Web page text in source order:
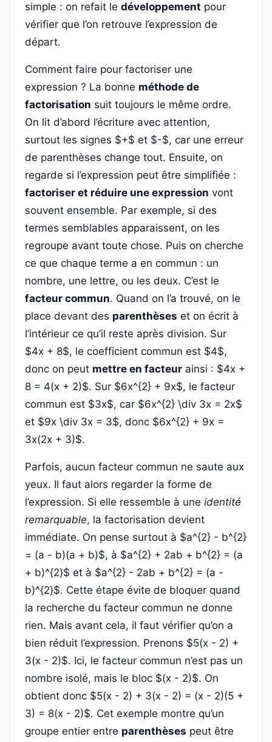
simple : on refait le développement pour
vérifier que l’on retrouve l’expression de
départ.
Comment faire pour factoriser une
expression ? La bonne méthode de
factorisation suit toujours le même ordre.
On lit d’abord l’écriture avec attention,
surtout les signes $+$ et $-$, car une erreur
de parenthèses change tout. Ensuite, on
regarde si l’expression peut être simplifiée :
factoriser et réduire une expression vont
souvent ensemble. Par exemple, si des
termes semblables apparaissent, on les
regroupe avant toute chose. Puis on cherche
ce que chaque terme a en commun : un
nombre, une lettre, ou les deux. C’est le
facteur commun. Quand on l’a trouvé, on le
place devant des parenthèses et on écrit à
l’intérieur ce qu’il reste après division. Sur
$4x + 8$, le coefficient commun est $4$,
donc on peut mettre en facteur ainsi : $4x +
8 = 4(x + 2)$. Sur $6x^{2} + 9x$, le facteur
commun est $3x$, car $6x^{2} \div 3x = 2x$
et $9x \div 3x = 3$, donc $6x^{2} + 9x =
3x(2x + 3)$.
Parfois, aucun facteur commun ne saute aux
yeux. Il faut alors regarder la forme de
l’expression. Si elle ressemble à une identité
remarquable, la factorisation devient
immédiate. On pense surtout à $a^{2} - b^{2}
= (a - b)(a + b)$, à $a^{2} + 2ab + b^{2} = (a
+ b)^{2}$ et à $a^{2} - 2ab + b^{2} = (a -
b)^{2}$. Cette étape évite de bloquer quand
la recherche du facteur commun ne donne
rien. Mais avant cela, il faut vérifier qu’on a
bien réduit l’expression. Prenons $5(x - 2) +
3(x - 2)$. Ici, le facteur commun n’est pas un
nombre isolé, mais le bloc $(x - 2)$. On
obtient donc $5(x - 2) + 3(x - 2) = (x - 2)(5 +
3) = 8(x - 2)$. Cet exemple montre qu’un
groupe entier entre parenthèses peut être